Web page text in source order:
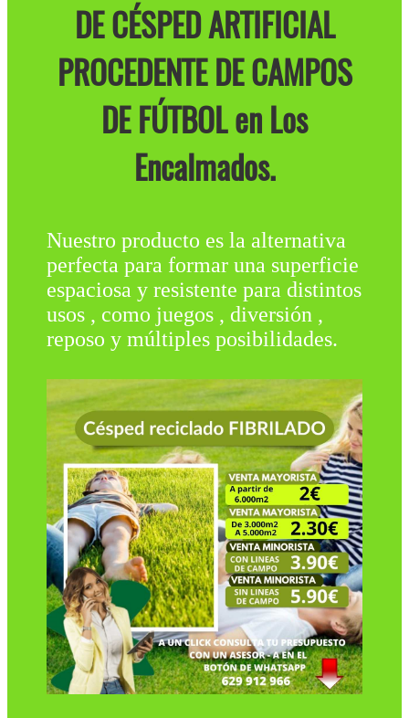
DE CÉSPED ARTIFICIAL
PROCEDENTE DE CAMPOS
DE FÚTBOL en Los
Encalmados.
Nuestro producto es la alternativa
perfecta para formar una superficie
espaciosa y resistente para distintos
usos , como juegos , diversión ,
reposo y múltiples posibilidades.